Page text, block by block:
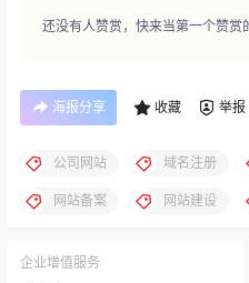
还没有人赞赏，快来当第一个赞赏
海报分享 收藏 举报
公司网站 域名注册
网站备案 网站建设
企业增值服务